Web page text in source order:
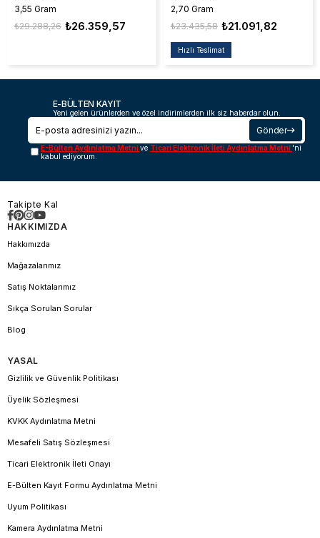
3,55 Gram
₺26.359,57
₺29.288,26
2,70 Gram
₺21.091,82
₺23.435,58
Hızlı Teslimat
E-BÜLTEN KAYIT
Yeni gelen ürünlerden ve özel indirimlerden ilk siz haberdar olun.
Gönder
E-Bülten Aydınlatma Metnive Ticari Elektronik İleti Aydınlatma Metni 'ni
kabul ediyorum.
Takipte Kal
HAKKIMIZDA
Hakkımızda
Mağazalarımız
Satış Noktalarımız
Sıkça Sorulan Sorular
Blog
YASAL
Gizlilik ve Güvenlik Politikası
Üyelik Sözleşmesi
KVKK Aydınlatma Metni
Mesafeli Satış Sözleşmesi
Ticari Elektronik İleti Onayı
E-Bülten Kayıt Formu Aydınlatma Metni
Uyum Politikası
Kamera Aydınlatma Metni